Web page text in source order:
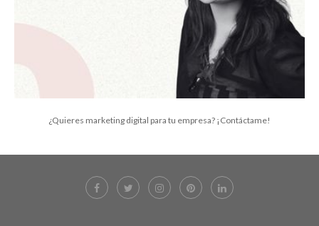
¿Quieres marketing digital para tu empresa? ¡Contáctame!